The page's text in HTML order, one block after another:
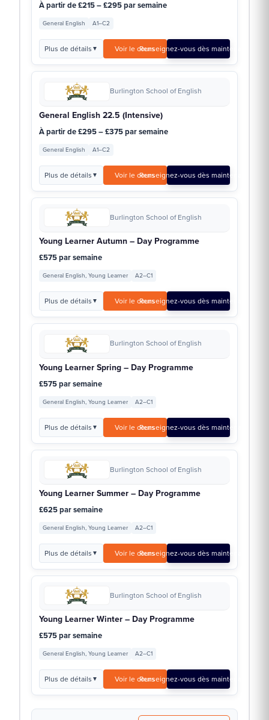
À partir de £215 – £295 par semaine
General English A1–C2
Plus de détails ▼ Voir le coursRenseignez-vous dès maintenant →
Burlington School of English
General English 22.5 (Intensive)
À partir de £295 – £375 par semaine
General English A1–C2
Plus de détails ▼ Voir le coursRenseignez-vous dès maintenant →
Burlington School of English
Young Learner Autumn – Day Programme
£575 par semaine
General English, Young Learner A2–C1
Plus de détails ▼ Voir le coursRenseignez-vous dès maintenant →
Burlington School of English
Young Learner Spring – Day Programme
£575 par semaine
General English, Young Learner A2–C1
Plus de détails ▼ Voir le coursRenseignez-vous dès maintenant →
Burlington School of English
Young Learner Summer – Day Programme
£625 par semaine
General English, Young Learner A2–C1
Plus de détails ▼ Voir le coursRenseignez-vous dès maintenant →
Burlington School of English
Young Learner Winter – Day Programme
£575 par semaine
General English, Young Learner A2–C1
Plus de détails ▼ Voir le coursRenseignez-vous dès maintenant →